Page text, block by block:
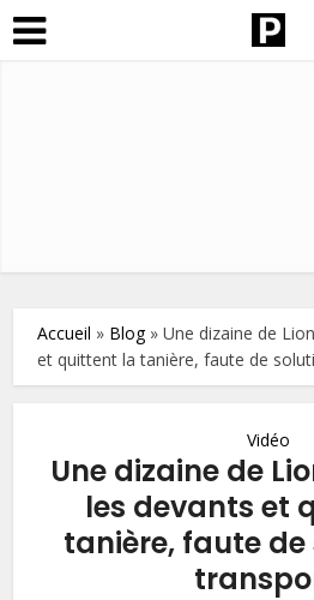
Accueil » Blog»Une dizaine de
et quittent la tanière, faute de
Vidéo
Une dizaine de
les devants et
tanière, faute